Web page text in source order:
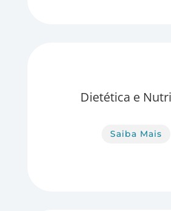
Dietética e
Saiba Mais